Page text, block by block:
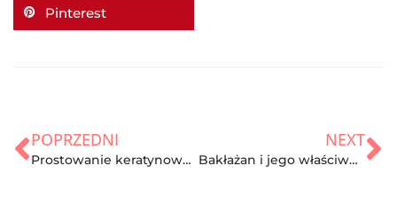
Pinterest
POPRZEDNI
Prostowanie keratynowe- na czym polega i jaka jest cena zabiegu
NEXT
Bakłażan i jego właściwości zdrowotne, odżywcze oraz kalorie